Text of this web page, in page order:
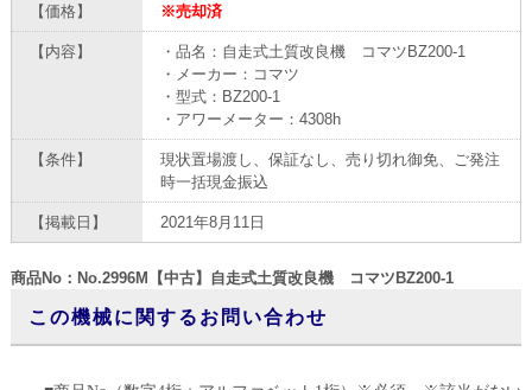
【価格】 ※売却済
【内容】
・品名：自走式土質改良機 コマツBZ200-1
・メーカー：コマツ
・型式：BZ200-1
・アワーメーター：4308h
【条件】
現状置場渡し、保証なし、売り切れ御免、ご発注
時一括現金振込
【掲載日】 2021年8月11日
商品No：No.2996M【中古】自走式土質改良機 コマツBZ200-1
この機械に関するお問い合わせ